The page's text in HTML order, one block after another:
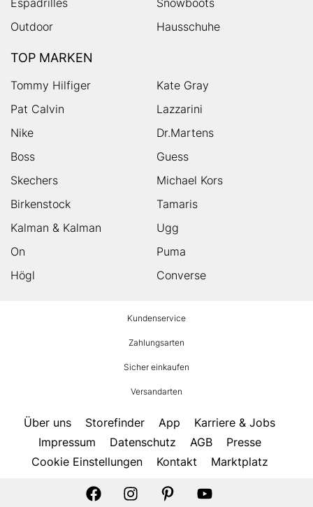
Outdoor
Hausschuhe
TOP MARKEN
Tommy Hilfiger
Kate Gray
Pat Calvin
Lazzarini
Nike
Dr.Martens
Boss
Guess
Skechers
Michael Kors
Birkenstock
Tamaris
Kalman & Kalman
Ugg
On
Puma
Högl
Converse
Kundenservice
Zahlungsarten
Sicher einkaufen
Versandarten
Über uns Storefinder App
Karriere & Jobs
Impressum
Datenschutz AGB
Presse
Cookie Einstellungen
Kontakt Marktplatz